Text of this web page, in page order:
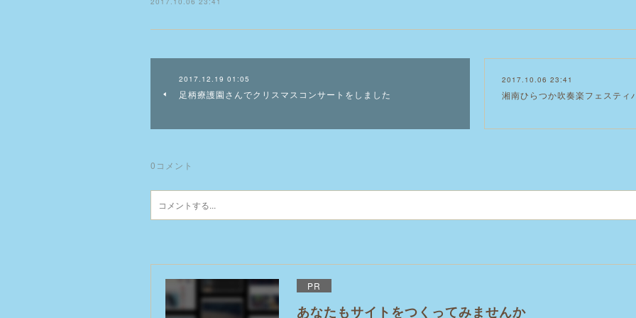
2017.12.19 01:05
足柄療護園さんでクリスマスコンサートをしました
2017.10.06 23:41
湘南ひらつか吹奏楽フェスティ
0 コメント
PR
あなたもサイトをつくってみませんか